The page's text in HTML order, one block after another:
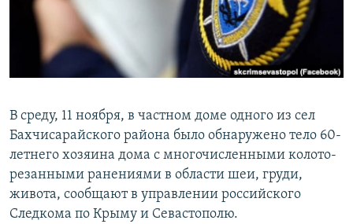
ПОБЕДИТЕЛЕЙ НЕ СУДЯТ?
КРЫМ.НЕПОКОРЕННЫЙ
ПРИСОЕДИНЯЙТЕСЬ!
Все сайты RFE/RL
В среду, 11 ноября, в частном доме одного из сел
Бахчисарайского района было обнаружено тело 60-
летнего хозяина дома с многочисленными колото-
резанными ранениями в области шеи, груди,
живота, сообщают в управлении российского
Следкома по Крыму и Севастополю.